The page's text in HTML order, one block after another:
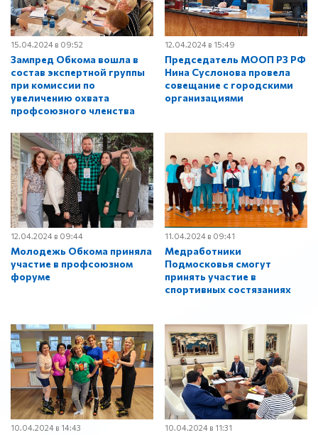
15.04.2024 в 09:52
Зампред Обкома вошла в
состав экспертной группы
при комиссии по
увеличению охвата
профсоюзного членства
12.04.2024 в 15:49
Председатель МООП РЗ РФ
Нина Суслонова провела
совещание с городскими
организациями
12.04.2024 в 09:44
Молодежь Обкома приняла
участие в профсоюзном
форуме
11.04.2024 в 09:41
Медработники
Подмосковья смогут
принять участие в
спортивных состязаниях
10.04.2024 в 14:43 10.04.2024 в 11:31